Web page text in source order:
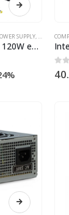
SUPPLY, ΠΡΟΪΌΝΤΑ
Inter-Tech Netzteil 120W extern extern 88882103
0